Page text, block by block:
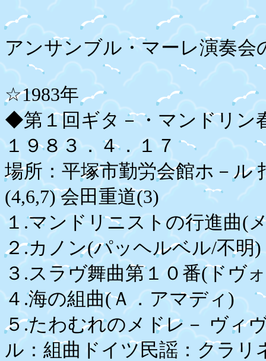
アンサンブル・マーレ演奏会
☆1983年
◆第１回ギタ－・マンドリン
１９８３．４．１７
場所：平塚市勤労会館ホ－ル
(4,6,7) 会田重道(3)
１.マンドリニストの行進
２.カノン(パッヘルベル/不
３.スラヴ舞曲第１０番(ド
４.海の組曲(Ａ．アマディ)
５.たわむれのメドレ－ ヴィ
ル：組曲ドイツ民謡：クラ